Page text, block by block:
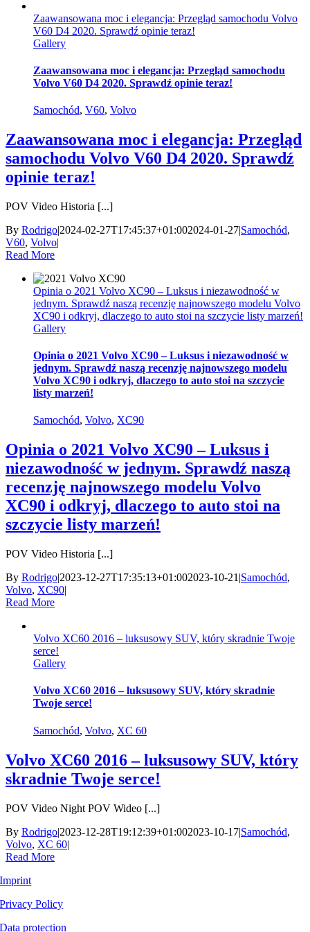
Zaawansowana moc i elegancja: Przegląd samochodu Volvo
V60 D4 2020. Sprawdź opinie teraz!
Gallery
Zaawansowana moc i elegancja: Przegląd samochodu
Volvo V60 D4 2020. Sprawdź opinie teraz!
Samochód, V60, Volvo
Zaawansowana moc i elegancja: Przegląd
samochodu Volvo V60 D4 2020. Sprawdź
opinie teraz!
POV Video Historia [...]
By Rodrigo|2024-02-27T17:45:37+01:002024-01-27|Samochód,
V60, Volvo|
Read More
Opinia o 2021 Volvo XC90 – Luksus i niezawodność w
jednym. Sprawdź naszą recenzję najnowszego modelu Volvo
XC90 i odkryj, dlaczego to auto stoi na szczycie listy marzeń!
Gallery
Opinia o 2021 Volvo XC90 – Luksus i niezawodność w
jednym. Sprawdź naszą recenzję najnowszego modelu
Volvo XC90 i odkryj, dlaczego to auto stoi na szczycie
listy marzeń!
Samochód, Volvo, XC90
Opinia o 2021 Volvo XC90 – Luksus i
niezawodność w jednym. Sprawdź naszą
recenzję najnowszego modelu Volvo
XC90 i odkryj, dlaczego to auto stoi na
szczycie listy marzeń!
POV Video Historia [...]
By Rodrigo|2023-12-27T17:35:13+01:002023-10-21 |Samochód,
Volvo, XC90|
Read More
Volvo XC60 2016 – luksusowy SUV, który skradnie Twoje
serce!
Gallery
Volvo XC60 2016 – luksusowy SUV, który skradnie
Twoje serce!
Samochód, Volvo, XC 60
Volvo XC60 2016 – luksusowy SUV, który
skradnie Twoje serce!
POV Video Night POV Wideo [...]
By Rodrigo|2023-12-28T19:12:39+01:002023-10-17|Samochód,
Volvo, XC 60|
Read More
Imprint
Privacy Policy
Data protection